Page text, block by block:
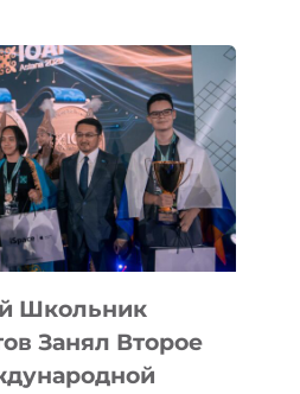
Школьник
Занял Второе